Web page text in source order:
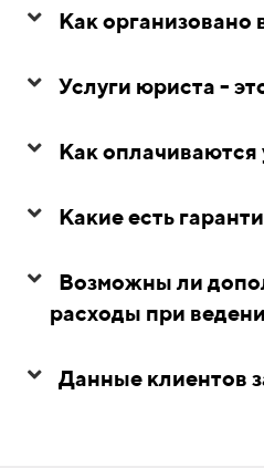
Как организовано
Услуги юриста -
Как оплачиваются
Какие есть
Возможны ли
расходы при
Данные клиентов